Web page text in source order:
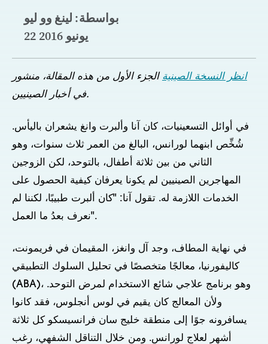
بواسطة: لينغ وو ليو
22 يونيو 2016
انظر النسخة الصينية الجزء الأول من هذه المقالة، منشور
في أخبار الصينيين.
في أوائل التسعينيات، كان آنا وألبرت وانغ يشعران باليأس.
شُخِّص ابنهما لورانس، البالغ من العمر ثلاث سنوات، وهو
الثاني من بين ثلاثة أطفال، بالتوحد، لكن الزوجين
المهاجرين الصينيين لم يكونا يعرفان كيفية الحصول على
الخدمات اللازمة له. تقول آنا: "كان ألبرت طبيبًا، لكننا لم
نعرف بعدُ ما العمل".
في نهاية المطاف، وجد آل وانغز، المقيمان في فريمونت،
كاليفورنيا، معالجًا متخصصًا في تحليل السلوك التطبيقي
(ABA)، وهو برنامج علاجي شائع الاستخدام لمرض التوحد.
ولأن المعالج كان يقيم في لوس أنجلوس، فقد كانوا
يسافرونه جوًا إلى منطقة خليج سان فرانسيسكو كل ثلاثة
أشهر لعلاج لورانس. ومن خلال التناقل الشفهي، رغب